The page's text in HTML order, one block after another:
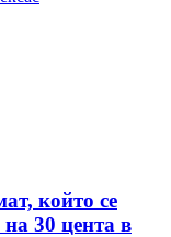
който се
на 30 цента в